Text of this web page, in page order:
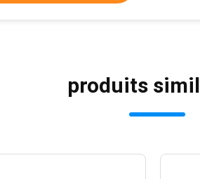
produits